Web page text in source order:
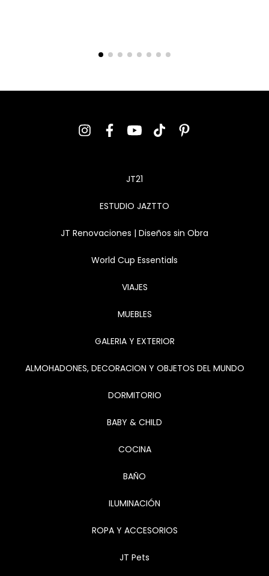
JT21
ESTUDIO JAZTTO
JT Renovaciones | Diseños sin Obra
World Cup Essentials
VIAJES
MUEBLES
GALERIA Y EXTERIOR
ALMOHADONES, DECORACION Y OBJETOS DEL MUNDO
DORMITORIO
BABY & CHILD
COCINA
BAÑO
ILUMINACIÓN
ROPA Y ACCESORIOS
JT Pets